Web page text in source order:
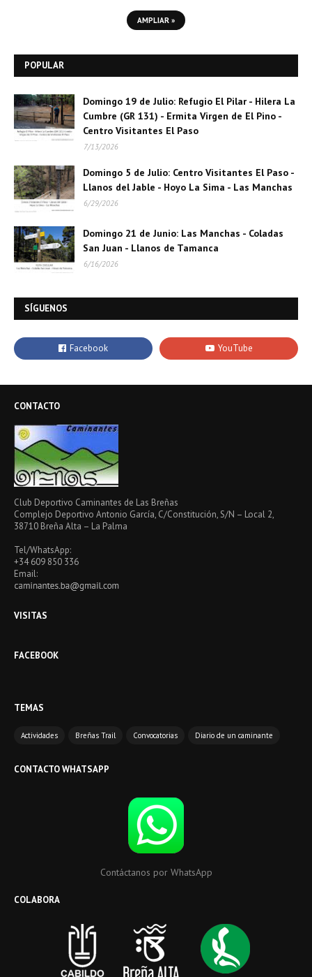
AMPLIAR »
POPULAR
Domingo 19 de Julio: Refugio El Pilar - Hilera La
Cumbre (GR 131) - Ermita Virgen de El Pino -
Centro Visitantes El Paso
7/13/2026
Domingo 5 de Julio: Centro Visitantes El Paso -
Llanos del Jable - Hoyo La Sima - Las Manchas
6/29/2026
Domingo 21 de Junio: Las Manchas - Coladas
San Juan - Llanos de Tamanca
6/16/2026
SÍGUENOS
CONTACTO
Club Deportivo Caminantes de Las Breñas
Complejo Deportivo Antonio García, C/Constitución, S/N – Local 2,
38710 Breña Alta – La Palma
Tel/WhatsApp:
+34 609 850 336
Email:
VISITAS
FACEBOOK
TEMAS
Actividades Breñas Trail Convocatorias Diario de un caminante
CONTACTO WHATSAPP
Contáctanos por WhatsApp
COLABORA